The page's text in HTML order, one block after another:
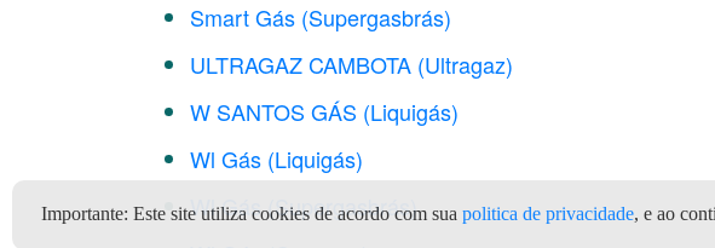
Smart Gás (Supergasbrás)
ULTRAGAZ CAMBOTA (Ultragaz)
W SANTOS GÁS (Liquigás)
Wl Gás (Liquigás)
Wl Gás (Supergasbrás)
Importante: Este site utiliza cookies de acordo com suapolitica de privacidade, e ao